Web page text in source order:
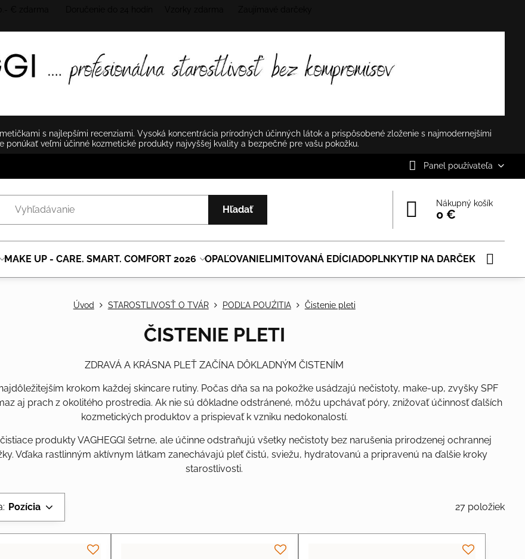
s najlepšími recenziami. Vysoká koncentrácia prírodných účinných látok a prispôsobené zloženie s najmodernejšími
ponúkať veľmi účinné kozmetické produkty najvyššej kvality a bezpečné pre vašu pokožku.
Panel používateľa
Hľadať
Nákupný košík
0 €
MAKE UP - CARE. SMART. COMFORT 2026 OPAĽOVANIELIMITOVANÁ EDÍCIADOPLNKYTIP NA DARČEK
Úvod STAROSTLIVOSŤ O TVÁR PODĽA POUŹITIA Čistenie pleti
ČISTENIE PLETI
ZDRAVÁ A KRÁSNA PLEŤ ZAČÍNA DÔKLADNÝM ČISTENÍM
krokom každej skincare rutiny. Počas dňa sa na pokožke usádzajú nečistoty, make-up, zvyšky SPF
aj prach z okolitého prostredia. Ak nie sú dôkladne odstránené, môžu upchávať póry, znižovať účinnosť ďalších
kozmetických produktov a prispievať k vzniku nedokonalostí.
produkty VAGHEGGI šetrne, ale účinne odstraňujú všetky nečistoty bez narušenia prirodzenej ochrannej
Vďaka rastlinným aktívnym látkam zanechávajú pleť čistú, sviežu, hydratovanú a pripravenú na ďalšie kroky
starostlivosti.
Pozícia 27 položiek